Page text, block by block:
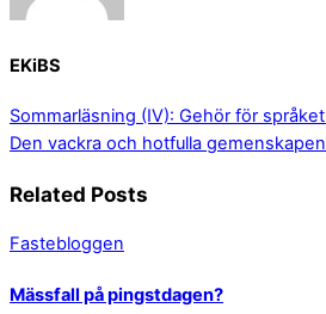
EKiBS
Sommarläsning (IV): Gehör för språket
Den vackra och hotfulla gemenskapen
Related Posts
Fastebloggen
Mässfall på pingstdagen?